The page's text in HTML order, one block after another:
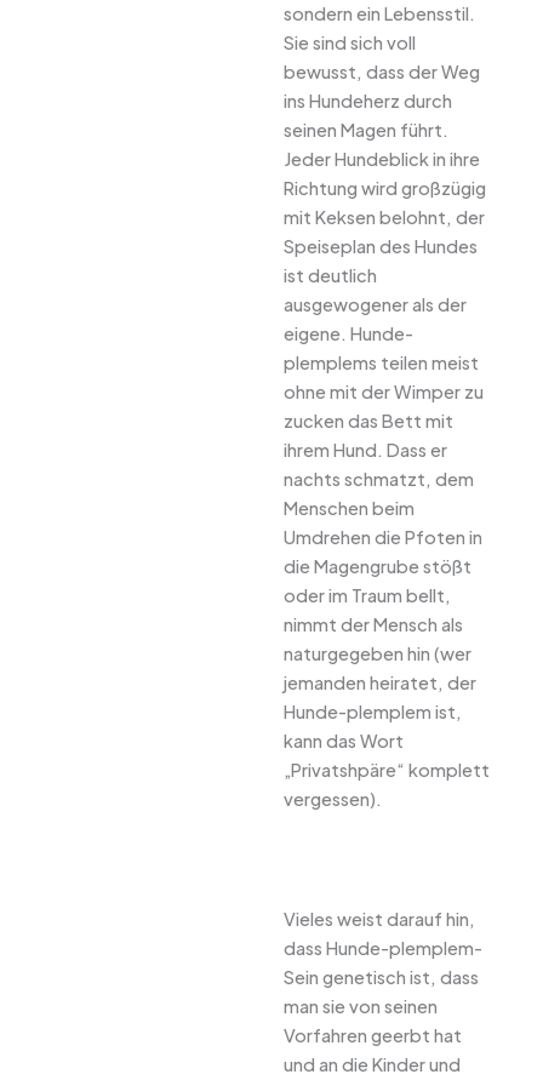
sondern ein Lebensstil.
Sie sind sich voll
bewusst, dass der Weg
ins Hundeherz durch
seinen Magen führt.
Jeder Hundeblick in ihre
Richtung wird großzügig
mit Keksen belohnt, der
Speiseplan des Hundes
ist deutlich
ausgewogener als der
eigene. Hunde-
plemplems teilen meist
ohne mit der Wimper zu
zucken das Bett mit
ihrem Hund. Dass er
nachts schmatzt, dem
Menschen beim
Umdrehen die Pfoten in
die Magengrube stößt
oder im Traum bellt,
nimmt der Mensch als
naturgegeben hin (wer
jemanden heiratet, der
Hunde-plemplem ist,
kann das Wort
„Privatshpäre“ komplett
vergessen).
Vieles weist darauf hin,
dass Hunde-plemplem-
Sein genetisch ist, dass
man sie von seinen
Vorfahren geerbt hat
und an die Kinder und